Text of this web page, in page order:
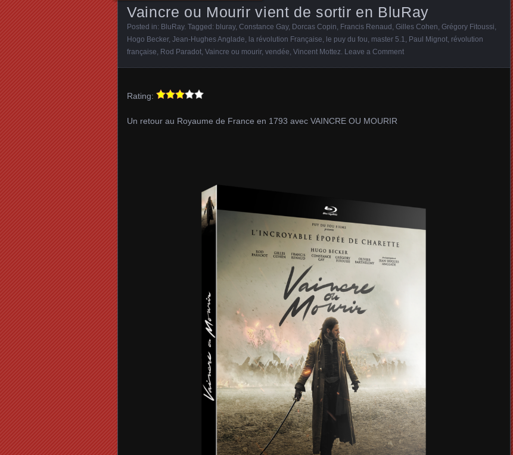
Vaincre ou Mourir vient de sortir en BluRay
Posted in: BluRay. Tagged: bluray, Constance Gay, Dorcas Copin Francis Renaud Gilles Cohen Grégory Fitoussi
Hogo Becker, Jean-Hughes Anglade la révolution Française le puy du fou master 5.1 Paul Mignot révolution
française Rod Paradot Vaincre ou mourir, vendée Vincent Mottez Leave a Comment
Rating:
Un retour au Royaume de France en 1793 avec VAINCRE OU MOURIR